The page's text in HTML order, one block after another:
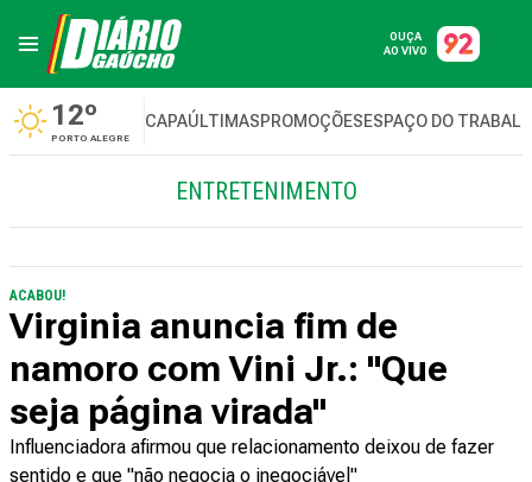
OUÇA
AO VIVO
12º
PORTO ALEGRE
CAPAÚLTIMASPROMOÇÕESESPAÇO DO
ENTRETENIMENTO
ACABOU!
Virginia anuncia fim de
namoro com Vini Jr.: "Que
seja página virada"
Influenciadora afirmou que relacionamento deixou de fazer
sentido e que "não negocia o inegociável"